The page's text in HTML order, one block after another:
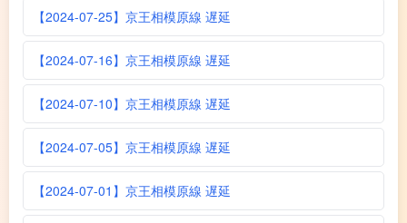
【2024-07-25】京王相模原線 遅延
【2024-07-16】京王相模原線 遅延
【2024-07-10】京王相模原線 遅延
【2024-07-05】京王相模原線 遅延
【2024-07-01】京王相模原線 遅延